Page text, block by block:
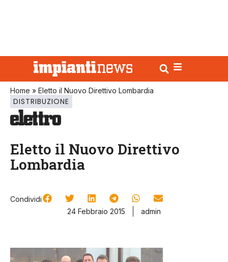
Home » Eletto il Nuovo Direttivo Lombardia
DISTRIBUZIONE
Eletto il Nuovo Direttivo
Lombardia
Condividi
24 Febbraio 2015
admin